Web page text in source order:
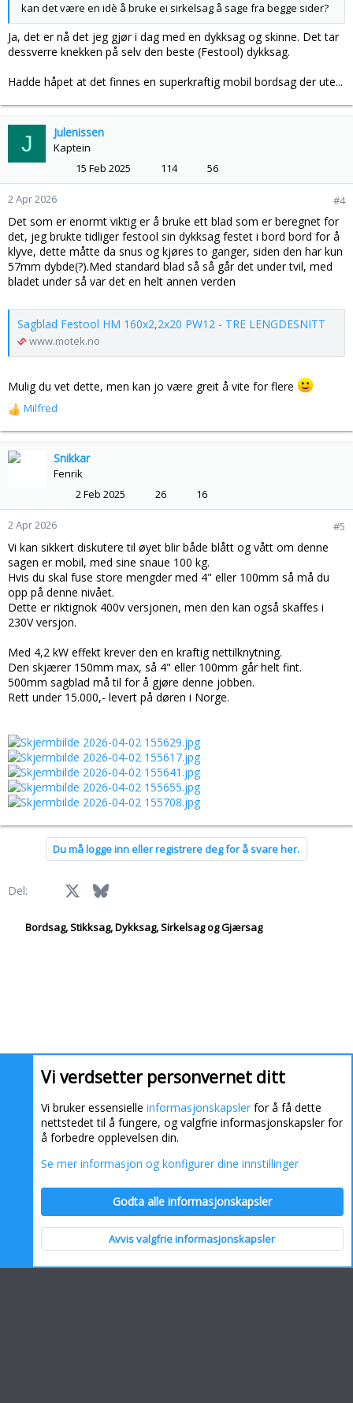
kan det være en idè å bruke ei sirkelsag å sage fra begge sider?
Ja, det er nå det jeg gjør i dag med en dykksag og skinne. Det tar
dessverre knekken på selv den beste (Festool) dykksag.
Hadde håpet at det finnes en superkraftig mobil bordsag der ute...
J Julenissen
Kaptein
15 Feb 2025
114 56
2 Apr 2026 #4
Det som er enormt viktig er å bruke ett blad som er beregnet for
det, jeg brukte tidliger festool sin dykksag festet i bord bord for å
klyve, dette måtte da snus og kjøres to ganger, siden den har kun
57mm dybde(?).Med standard blad så så går det under tvil, med
bladet under så var det en helt annen verden
Sagblad Festool HM 160x2,2x20 PW12 - TRE LENGDESNITT
www.motek.no
Mulig du vet dette, men kan jo være greit å vite for flere
R
e
k
n
e
r
Milfred
Snikkar
Fenrik
2 Feb 2025
26 16
2 Apr 2026 #5
Vi kan sikkert diskutere til øyet blir både blått og vått om denne
sagen er mobil, med sine snaue 100 kg.
Hvis du skal fuse store mengder med 4" eller 100mm så må du
opp på denne nivået.
Dette er riktignok 400v versjonen, men den kan også skaffes i
230V versjon.
Med 4,2 kW effekt krever den en kraftig nettilknytning.
Den skjærer 150mm max, så 4" eller 100mm går helt fint.
500mm sagblad må til for å gjøre denne jobben.
Rett under 15.000,- levert på døren i Norge.
Du må logge inn eller registrere deg for å svare her.
Del: Facebook Bluesky
Bordsag, Stikksag, Dykksag, Sirkelsag og Gjærsag
Informasjonskapsler Kontakt oss Hjelp
Topp Bunn
Vi verdsetter personvernet ditt
Vi bruker essensielle informasjonskapsler for å få dette
nettstedet til å fungere, og valgfrie informasjonskapsler for
å forbedre opplevelsen din.
Se mer informasjon og konfigurer dine innstillinger
Godta alle informasjonskapsler
Avvis valgfrie informasjonskapsler